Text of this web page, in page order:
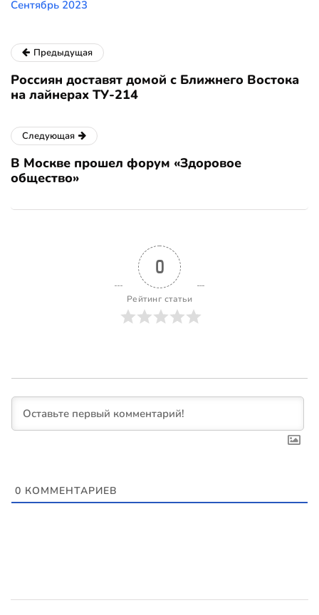
Сентябрь 2023
Предыдущая
Россиян доставят домой с Ближнего Востока
на лайнерах ТУ-214
Следующая
В Москве прошел форум «Здоровое
общество»
0
Рейтинг статьи
0 КОММЕНТАРИЕВ